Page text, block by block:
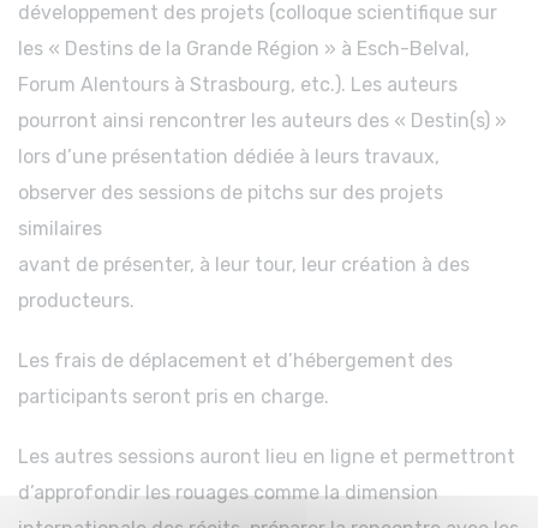
développement des projets (colloque scientifique sur
les « Destins de la Grande Région » à Esch-Belval,
Forum Alentours à Strasbourg, etc.). Les auteurs
pourront ainsi rencontrer les auteurs des « Destin(s) »
lors d’une présentation dédiée à leurs travaux,
observer des sessions de pitchs sur des projets
similaires
avant de présenter, à leur tour, leur création à des
producteurs.
Les frais de déplacement et d’hébergement des
participants seront pris en charge.
Les autres sessions auront lieu en ligne et permettront
d’approfondir les rouages comme la dimension